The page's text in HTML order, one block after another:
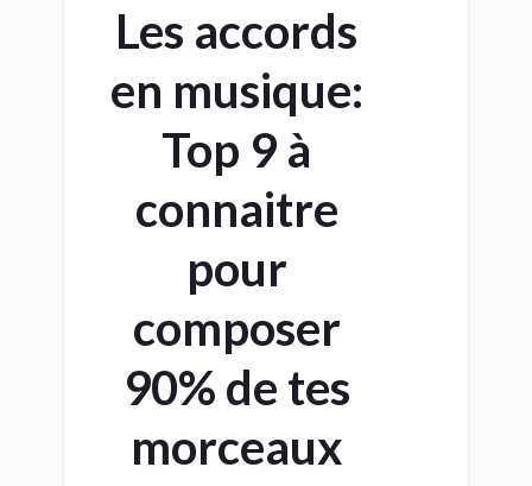
Les accords
en musique:
Top 9 à
connaitre
pour
composer
90% de tes
morceaux